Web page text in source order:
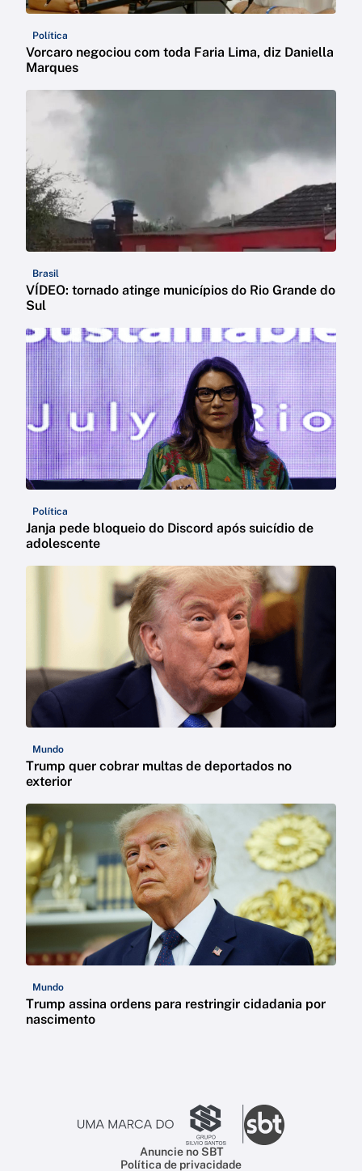
Política
Vorcaro negociou com toda Faria Lima, diz Daniella
Marques
Brasil
VÍDEO: tornado atinge municípios do Rio Grande do
Sul
Política
Janja pede bloqueio do Discord após suicídio de
adolescente
Mundo
Trump quer cobrar multas de deportados no
exterior
Mundo
Trump assina ordens para restringir cidadania por
nascimento
Anuncie no SBT
Política de privacidade